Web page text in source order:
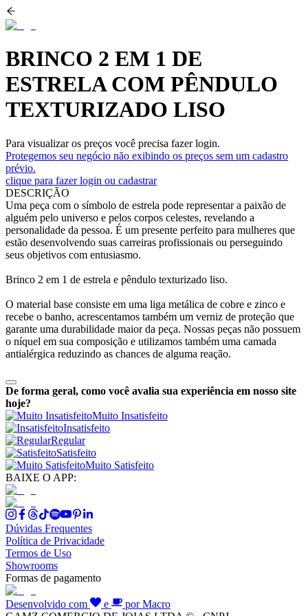
BRINCO 2 EM 1 DE
ESTRELA COM PÊNDULO
TEXTURIZADO LISO
Para visualizar os preços você precisa fazer login.
Protegemos seu negócio não exibindo os preços sem um cadastro
prévio.
clique para fazer login ou cadastrar
DESCRIÇÃO
Uma peça com o símbolo de estrela pode representar a paixão de
alguém pelo universo e pelos corpos celestes, revelando a
personalidade da pessoa. É um presente perfeito para mulheres que
estão desenvolvendo suas carreiras profissionais ou perseguindo
seus objetivos com entusiasmo.
Brinco 2 em 1 de estrela e pêndulo texturizado liso.
O material base consiste em uma liga metálica de cobre e zinco e
recebe o banho, acrescentamos também um verniz de proteção que
garante uma durabilidade maior da peça. Nossas peças não possuem
o níquel em sua composição e utilizamos também uma camada
antialérgica reduzindo as chances de alguma reação.
De forma geral, como você avalia sua experiência em nosso site
hoje?
Muito Insatisfeito
Insatisfeito
Regular
Satisfeito
Muito Satisfeito
BAIXE O APP:
Dúvidas Frequentes
Política de Privacidade
Termos de Uso
Showrooms
Formas de pagamento
Desenvolvido com e
por Macro